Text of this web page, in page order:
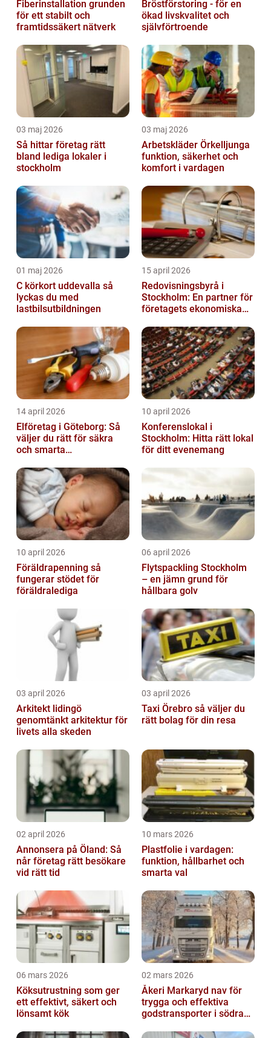
Fiberinstallation grunden
för ett stabilt och
framtidssäkert nätverk
Bröstförstoring - för en
ökad livskvalitet och
självförtroende
03 maj 2026
Så hittar företag rätt
bland lediga lokaler i
stockholm
03 maj 2026
Arbetskläder Örkelljunga
funktion, säkerhet och
komfort i vardagen
01 maj 2026
C körkort uddevalla så
lyckas du med
lastbilsutbildningen
15 april 2026
Redovisningsbyrå i
Stockholm: En partner för
företagets ekonomiska
14 april 2026
Elföretag i Göteborg: Så
väljer du rätt för säkra
och smarta
10 april 2026
Konferenslokal i
Stockholm: Hitta rätt lokal
för ditt evenemang
10 april 2026
Föräldrapenning så
fungerar stödet för
föräldralediga
06 april 2026
Flytspackling Stockholm
– en jämn grund för
hållbara golv
03 april 2026
Arkitekt lidingö
genomtänkt arkitektur för
livets alla skeden
03 april 2026
Taxi Örebro så väljer du
rätt bolag för din resa
02 april 2026
Annonsera på Öland: Så
når företag rätt besökare
vid rätt tid
10 mars 2026
Plastfolie i vardagen:
funktion, hållbarhet och
smarta val
06 mars 2026
Köksutrustning som ger
ett effektivt, säkert och
lönsamt kök
02 mars 2026
Åkeri Markaryd nav för
trygga och effektiva
godstransporter i södra